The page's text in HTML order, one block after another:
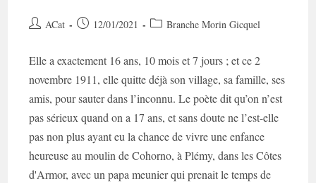
Auteur/autrice
publication :
ACat
Post 12/01/2021
PostBranche Morin Gicquel
Elle a exactement 16 ans, 10 mois et 7 jours ; et ce 2
novembre 1911, elle quitte déjà son village, sa famille, ses
amis, pour sauter dans l’inconnu. Le poète dit qu’on n’est
pas sérieux quand on a 17 ans, et sans doute ne l’est-elle
pas non plus ayant eu la chance de vivre une enfance
heureuse au moulin de Cohorno, à Plémy, dans les Côtes
d'Armor, avec un papa meunier qui prenait le temps de